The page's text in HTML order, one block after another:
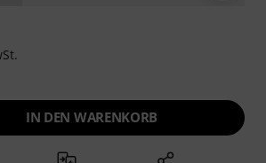
IN DEN WARENKORB